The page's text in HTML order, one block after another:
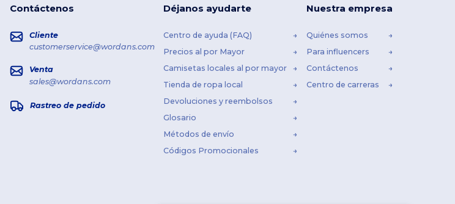
Contáctenos
Cliente
customerservice@wordans.com
Venta
sales@wordans.com
Rastreo de pedido
Déjanos ayudarte
Centro de ayuda (FAQ)
Precios al por Mayor
Camisetas locales al por mayor
Tienda de ropa local
Devoluciones y reembolsos
Glosario
Métodos de envío
Códigos Promocionales
Nuestra empresa
Quiénes somos
Para influencers
Contáctenos
Centro de carreras